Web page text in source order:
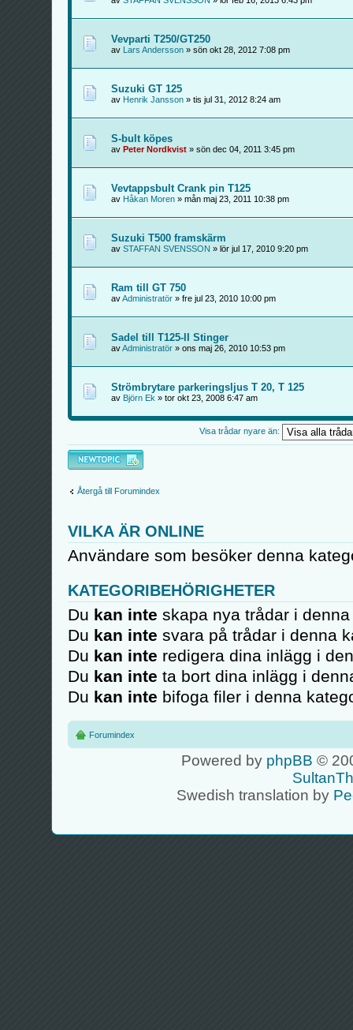
Vevparti T250/GT250
av Lars Andersson » sön okt 28, 2012 7:08 pm
Suzuki GT 125
av Henrik Jansson » tis jul 31, 2012 8:24 am
S-bult köpes
av Peter Nordkvist » sön dec 04, 2011 3:45 pm
Vevtappsbult Crank pin T125
av Håkan Moren » mån maj 23, 2011 10:38 pm
Suzuki T500 framskärm
av STAFFAN SVENSSON » lör jul 17, 2010 9:20 pm
Ram till GT 750
avAdministratör » fre jul 23, 2010 10:00 pm
Sadel till T125-II Stinger
avAdministratör » ons maj 26, 2010 10:53 pm
Strömbrytare parkeringsljus T 20, T 125
av Björn Ek » tor okt 23, 2008 6:47 am
Visa trådar nyare än:
Skapa en ny tråd
Återgå till Forumindex
VILKA ÄR ONLINE
Användare som besöker denna
KATEGORIBEHÖRIGHETER
Du kan inte skapa nya trådar i
Du kan inte svara på trådar i denna
Du kan inte redigera dina inlägg i
Du kan inte ta bort dina inlägg i
Du kan inte bifoga filer i denna
Forumindex
Powered by phpBB ©
Swedish translation by